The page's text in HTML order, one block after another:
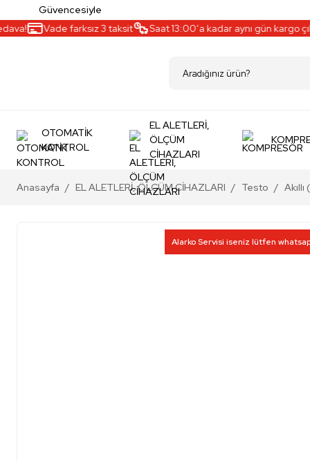
Güvencesiyle
Vade farksız 3 taksit Saat 13:00’a kadar aynı gün kargo
OTOMATİK
KONTROL
EL ALETLERİ,
ÖLÇÜM
CİHAZLARI
Anasayfa EL ALETLERİ, ÖLÇÜM CİHAZLARI Testo
Alarko Servisi iseniz lütfen